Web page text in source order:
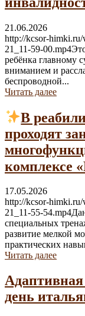
21.06.2026
http://kcsor-
21_11-59-
ребёнка главному
вниманием и
беспроводной...
Читать далее
В
проходят
комплексе
17.05.2026
http://kcsor-
21_11-55-
специальных
развитие мелкой
практических
Читать далее
день